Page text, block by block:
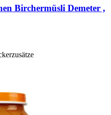
Birchermüsli Demeter ,